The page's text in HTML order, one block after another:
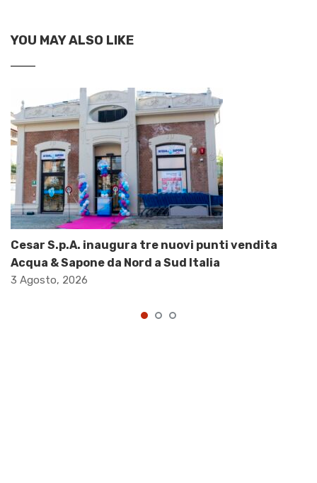
YOU MAY ALSO LIKE
Cesar S.p.A. inaugura tre nuovi punti vendita
Acqua & Sapone da Nord a Sud Italia
3 Agosto, 2026